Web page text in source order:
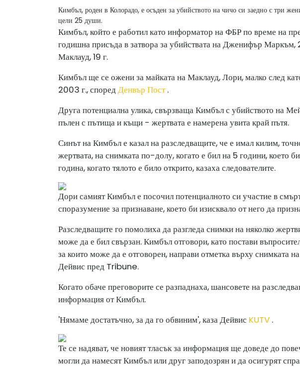
Кимбъл, роден в Колорадо, е осъден за убийството на чичо си заедно с три
цели 25 души.
Кимбъл, който е работил като информатор на ФБР по време на
годишна присъда в затвора за убийствата на Дженифър
Маклауд, 19 г.
Кимбъл ще се ожени за майката на Маклауд, Лори, малко след
2003 г., споредДенвър Пост.
Друга потенциална улика, свързваща Кимбъл с убийството на
пълен с пътища и къщи - жертвата е намерена увита край пътя.
Синът на Кимбъл е казал на разследващите, че е имал килим,
жертвата, на снимката по-долу, когато е бил на 5 години, което
година, когато тялото е било открито, казаха следователите.
Дори самият Кимбъл е посочил потенциалното си участие в
споразумение за признаване, което би изисквало от него да
Разследващите го помолиха да разгледа снимки на няколко
може да е бил свързан. Кимбъл отговори, като постави
за които може да е отговорен, направи отметка върху снимката
Дейвис пред Tribune.
Когато обаче преговорите се разпаднаха, шансовете на
информация от Кимбъл.
'Нямаме достатъчно, за да го обвиним', каза Дейвис KUTV .
Те се надяват, че новият тласък за информация ще доведе до
могли да намесят Кимбъл или друг заподозрян и да осигурят